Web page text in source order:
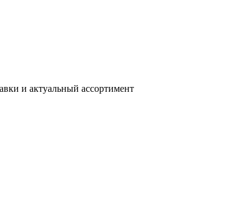
и актуальный ассортимент